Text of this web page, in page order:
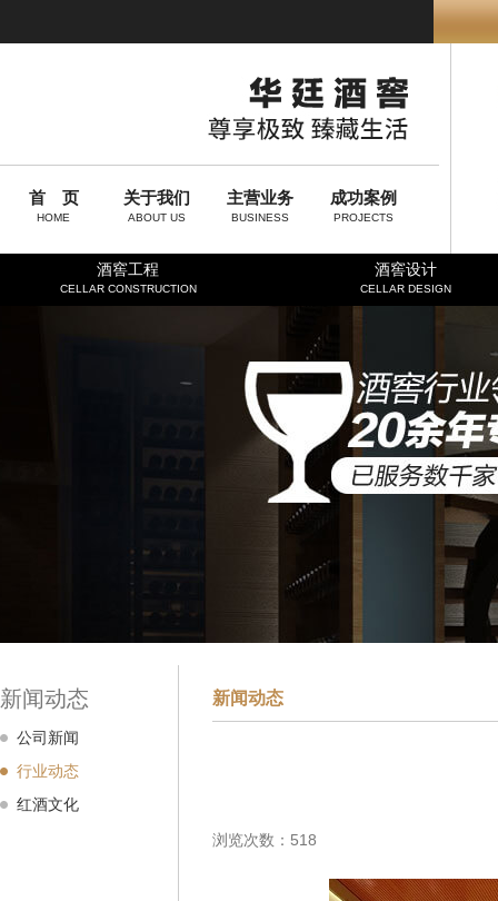
首 页
HOME
关于我们
ABOUT US
主营业务
BUSINESS
成功案例
PROJECTS
酒窖工程
CELLAR CONSTRUCTION
酒窖设计
CELLAR DESIGN
新闻动态
公司新闻
行业动态
红酒文化
新闻动态
浏览次数：518